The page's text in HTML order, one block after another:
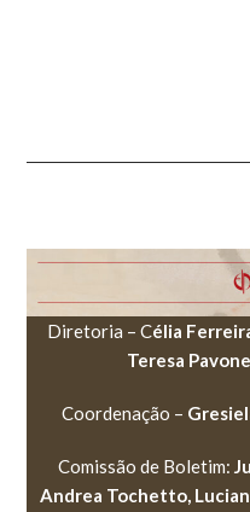
Diretoria – Célia
Teresa
Coordenação –
Comissão de Boletim:
Andrea Tochetto,